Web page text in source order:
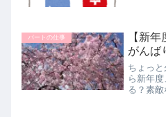
し焦っ
パートの仕事
【新
がんば
ちょっ
ら新年
る？素